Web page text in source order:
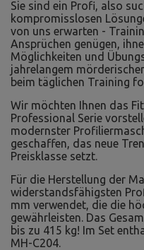
Sie sind ein Profi, also
kompromisslosen
von uns erwarten -
Ansprüchen genügen,
Möglichkeiten und
jahrelangem
beim täglichen Training
Wir möchten Ihnen das
Professional Serie
modernster
geschaffen, das neue
Preisklasse setzt.
Für die Herstellung der
widerstandsfähigsten
mm verwendet, die die
gewährleisten. Das
bis zu 415 kg! Im Set
MH-C204.